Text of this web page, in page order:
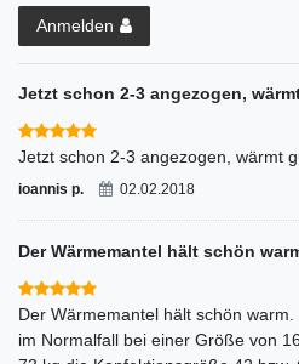
Anmelden
Jetzt schon 2-3 angezogen,
Jetzt schon 2-3 angezogen, wärmt
ioannis p. 02.02.2018
Der Wärmemantel hält schön
Der Wärmemantel hält schön
im Normalfall bei einer Größe von